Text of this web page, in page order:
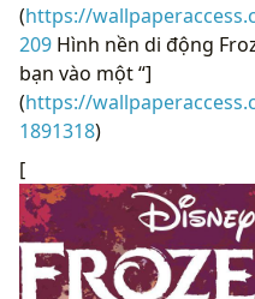
(https://
209 Hình nền di động
bạn vào một “]
(https://
1891318)
[